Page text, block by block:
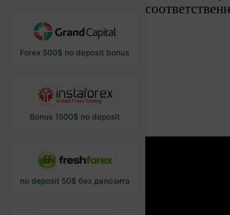
Forex 500$ no deposit bonus
Bonus 1500$ no deposit
no deposit 50$ без депозита